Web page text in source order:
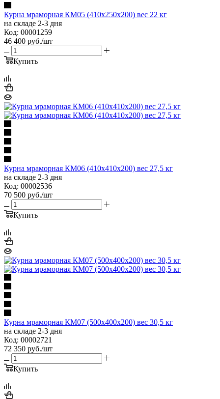
Курна мраморная КМ05 (410х250х200) вес 22 кг
на складе 2-3 дня
Код: 00001259
46 400 руб./шт
Купить
Курна мраморная КМ06 (410х410х200) вес 27,5 кг
на складе 2-3 дня
Код: 00002536
70 500 руб./шт
Купить
Курна мраморная КМ07 (500х400х200) вес 30,5 кг
на складе 2-3 дня
Код: 00002721
72 350 руб./шт
Купить